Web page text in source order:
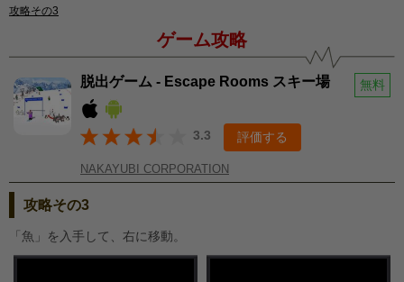
攻略その3
ゲーム攻略
脱出ゲーム - Escape Rooms スキー場 無料
3.3 評価する
NAKAYUBI CORPORATION
攻略その3
「魚」を入手して、右に移動。